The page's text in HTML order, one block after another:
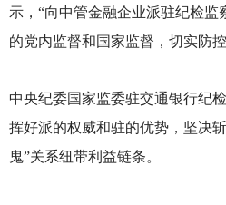
示，“向中管金融企业派驻纪检
的党内监督和国家监督，切实防
中央纪委国家监委驻交通银行纪
挥好派的权威和驻的优势，坚决
鬼”关系纽带利益链条。